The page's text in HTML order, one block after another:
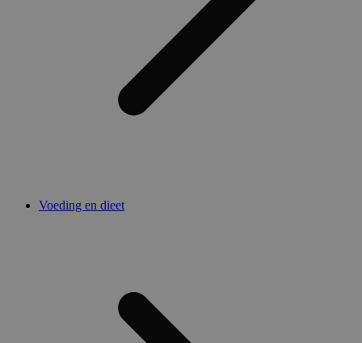
Voeding en dieet